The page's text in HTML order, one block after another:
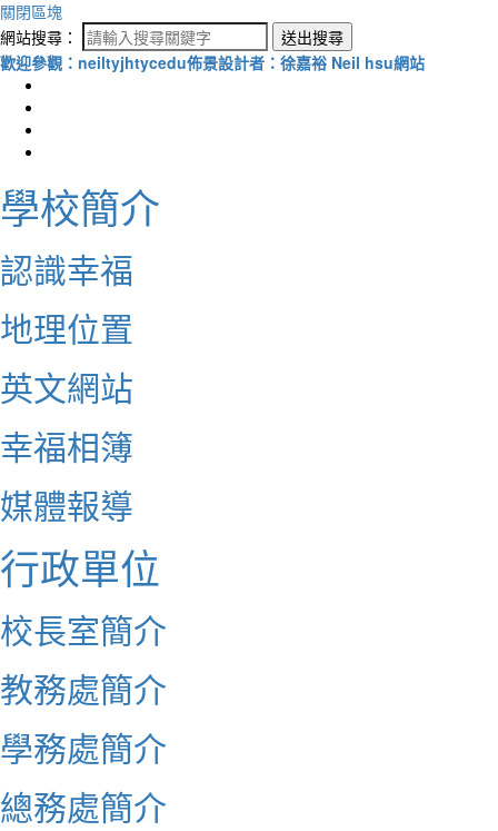
關閉區塊
網站搜尋：
送出搜尋
歡迎參觀：neiltyjhtycedu佈景設計者：徐嘉裕 Neil hsu網站
學校簡介
認識幸福
地理位置
英文網站
幸福相簿
媒體報導
行政單位
校長室簡介
教務處簡介
學務處簡介
總務處簡介